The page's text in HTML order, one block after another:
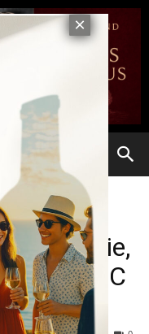
Energie,
OPC